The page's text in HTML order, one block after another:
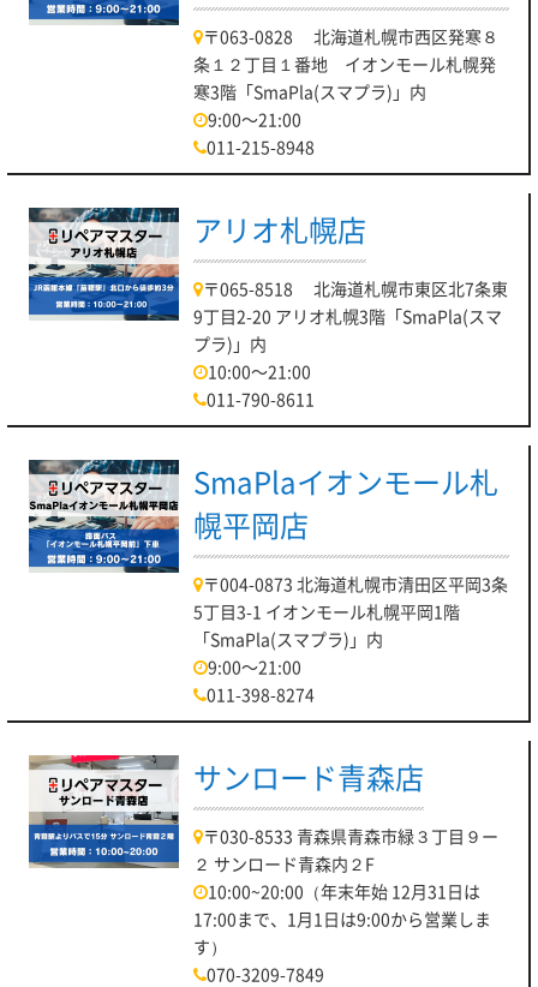
〒063-0828 北海道札幌市西区発寒８
条１２丁目１番地 イオンモール札幌発
寒3階「SmaPla(スマプラ)」内
9:00～21:00
011-215-8948
アリオ札幌店
〒065-8518 北海道札幌市東区北7条東
9丁目2-20 アリオ札幌3階「SmaPla(スマ
プラ)」内
10:00～21:00
011-790-8611
SmaPlaイオンモール札
幌平岡店
〒004-0873 北海道札幌市清田区平岡3条
5丁目3-1 イオンモール札幌平岡1階
「SmaPla(スマプラ)」内
9:00～21:00
011-398-8274
サンロード青森店
〒030-8533 青森県青森市緑３丁目９ー
２ サンロード青森内２F
10:00~20:00（年末年始 12月31日は
17:00まで、1月1日は9:00から営業しま
す）
070-3209-7849